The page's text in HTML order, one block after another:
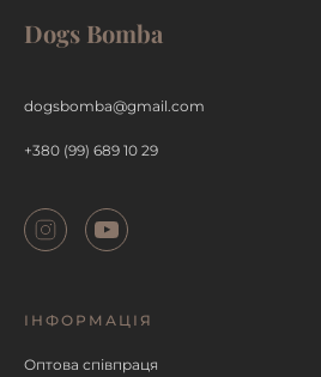
Dogs Bomba
dogsbomba@gmail.com
+380 (99) 689 10 29
ІНФОРМАЦІЯ
Оптова співпраця